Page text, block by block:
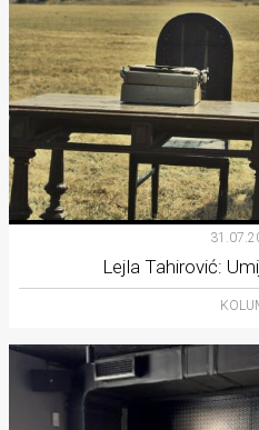
Lejla Tahirović: